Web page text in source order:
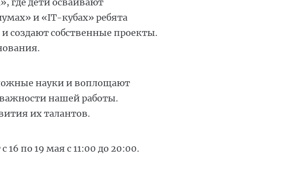
и «IT-кубах» ребята
создают собственные проекты.
науки и воплощают
нашей работы.
их талантов.
по 19 мая с 11:00 до 20:00.